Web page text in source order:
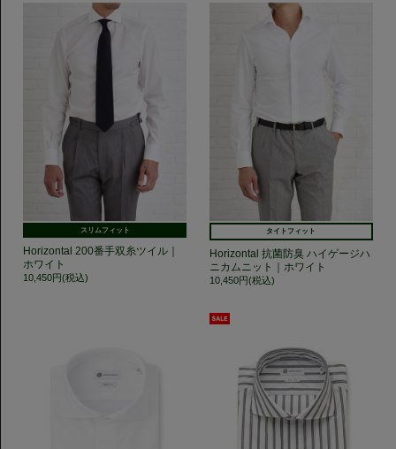
スリムフィット
Horizontal 200番手双糸ツイル｜
ホワイト
10,450円(税込)
タイトフィット
Horizontal 抗菌防臭 ハイゲージハ
ニカムニット｜ホワイト
10,450円(税込)